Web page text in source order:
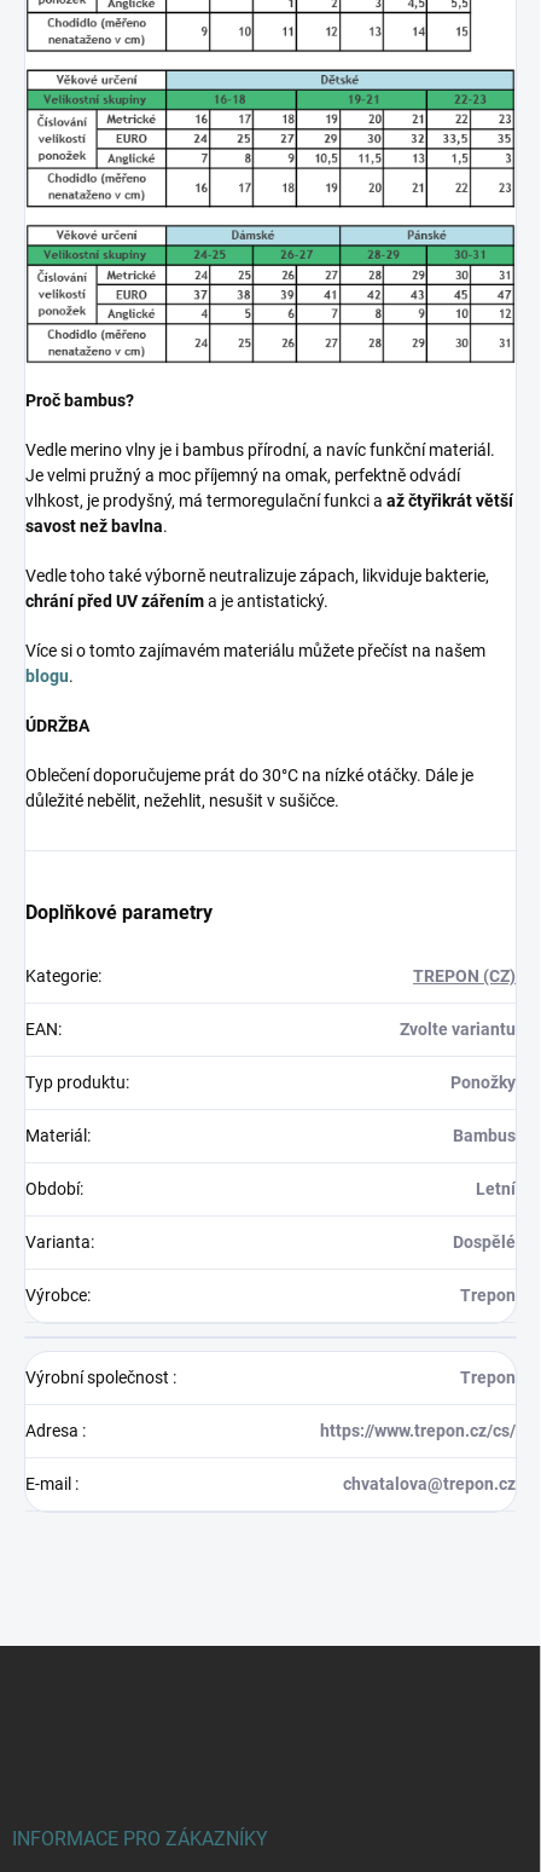
Proč bambus?
Vedle merino vlny je i bambus přírodní, a navíc funkční materiál.
Je velmi pružný a moc příjemný na omak, perfektně odvádí
vlhkost, je prodyšný, má termoregulační funkci a až čtyřikrát větší
savost než bavlna.
Vedle toho také výborně neutralizuje zápach, likviduje bakterie,
chrání před UV zářeníma je antistatický.
Více si o tomto zajímavém materiálu můžete přečíst na našem
blogu.
ÚDRŽBA
Oblečení doporučujeme prát do 30°C na nízké otáčky. Dále je
důležité nebělit, nežehlit, nesušit v sušičce.
Doplňkové parametry
Kategorie: TREPON (CZ)
EAN: Zvolte variantu
Typ produktu: Ponožky
Materiál : Bambus
Období: Letní
Varianta: Dospělé
Výrobce: Trepon
Výrobní společnost : Trepon
Adresa : https://www.trepon.cz/cs/
E-mail : chvatalova@trepon.cz
INFORMACE PRO ZÁKAZNÍKY